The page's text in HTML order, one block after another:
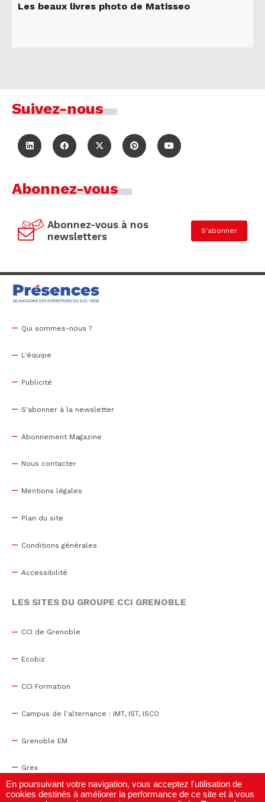
Les beaux livres photo de Matisseo
Suivez-nous
Abonnez-vous
Abonnez-vous à nos
newsletters
S'abonner
Qui sommes-nous ?
L'équipe
Publicité
S'abonner à la newsletter
Abonnement Magazine
Nous contacter
Mentions légales
Plan du site
Conditions générales
Accessibilité
LES SITES DU GROUPE CCI GRENOBLE
CCI de Grenoble
Ecobiz
CCI Formation
Campus de l'alternance : IMT, IST, ISCO
Grenoble EM
Grex
WTC Grenoble
En poursuivant votre navigation, vous acceptez l'utilisation de
cookies destinés à améliorer la performance de ce site et à vous